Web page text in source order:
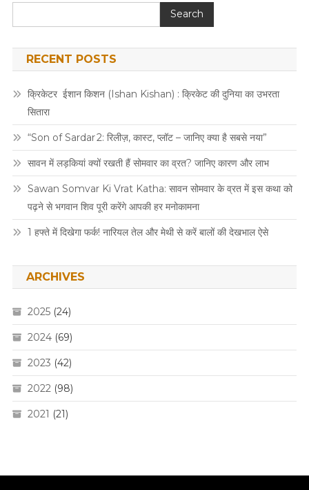
Search
RECENT POSTS
क्रिकेटर ईशान किशन (Ishan Kishan) : क्रिकेट की दुनिया का उभरता
सितारा
“Son of Sardar 2: रिलीज़, कास्ट, प्लॉट – जानिए क्या है सबसे नया”
सावन में लड़कियां क्यों रखती हैं सोमवार का व्रत? जानिए कारण और लाभ
Sawan Somvar Ki Vrat Katha: सावन सोमवार के व्रत में इस कथा को
पढ़ने से भगवान शिव पूरी करेंगे आपकी हर मनोकामना
1 हफ्ते में दिखेगा फर्क! नारियल तेल और मेथी से करें बालों की देखभाल ऐसे
ARCHIVES
2025(24)
2024(69)
2023 (42)
2022 (98)
2021 (21)